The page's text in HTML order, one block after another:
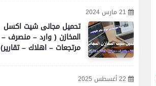
21 مارس 2024
تحميل مجانى شيت اكسل
المخازن ( وارد – منصرف –
مرتجعات – اهلاك – تقارير)
22 أغسطس 2025